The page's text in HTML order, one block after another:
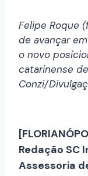
Felipe Roque
de avançar
o novo
catarinense
Conzi/
Redação SC
Assessoria